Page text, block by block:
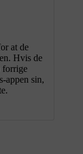
at de
Hvis de
forrige
appen sin,